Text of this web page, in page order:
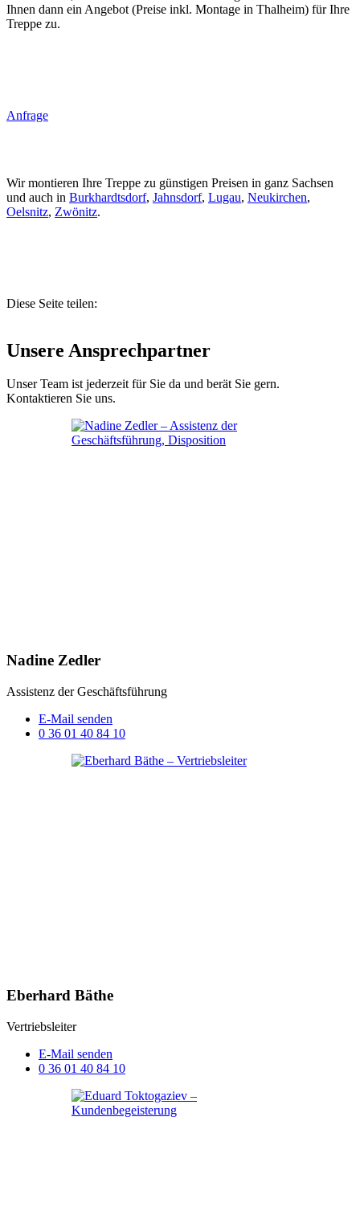
Ihnen dann ein Angebot (Preise inkl. Montage in Thalheim) für Ihre
Treppe zu.
Anfrage
Wir montieren Ihre Treppe zu günstigen Preisen in ganz Sachsen
und auch in Burkhardtsdorf, Jahnsdorf, Lugau, Neukirchen,
Oelsnitz, Zwönitz.
Diese Seite teilen:
Unsere Ansprechpartner
Unser Team ist jederzeit für Sie da und berät Sie gern.
Kontaktieren Sie uns.
Nadine Zedler
Assistenz der Geschäftsführung
E-Mail senden
0 36 01 40 84 10
Eberhard Bäthe
Vertriebsleiter
E-Mail senden
0 36 01 40 84 10